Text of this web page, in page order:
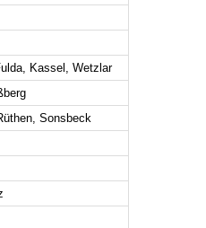
Kassel, Wetzlar
Sonsbeck